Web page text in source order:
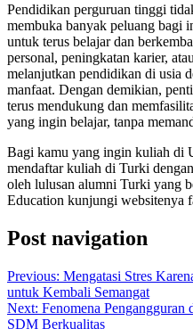
Pendidikan perguruan tinggi
membuka banyak peluang bagi
untuk terus belajar dan
personal, peningkatan karier,
melanjutkan pendidikan di usia
manfaat. Dengan demikian,
terus mendukung dan
yang ingin belajar, tanpa
Bagi kamu yang ingin kuliah di
mendaftar kuliah di Turki
oleh lulusan alumni Turki yang
Education kunjungi websitenya
Post navigation
Previous: Mengatasi Stres
untuk Kembali Semangat
Next: Fenomena
SDM Berkualitas